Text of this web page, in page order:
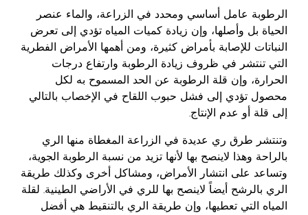
الرطوبة عامل أساسي ومحدد في الزراعة، والماء عنصر
الحياة بل وأصلها، وإن زيادة كميات المياه تؤدي إلى تعرض
النباتات للإصابة بأمراض كثيرة، ومن أهمها الأمراض الفطرية
التي تنتشر في ظروف زيادة الرطوبة وارتفاع درجات
الحرارة، وإن قلة الرطوبة عن الحد المسموح به لكل
محصول تؤدي إلى فشل حبوب اللقاح في الإخصاب بالتالي
إلى قلة أو عدم الإنتاج.
وتنتشر طرق ري عديدة في الزراعة المغطاة منها الري
بالراحة وهذا لاينصح بها لأنها تزيد من نسبة الرطوبة الجوية،
وتساعد على انتشار الأمراض، ومشاكل أخرى وكذلك طريقة
الري بالرشح أيضاً لاينصح بها للري في الأراضي الطينية. لقلة
المياه التي تعطيها، وإن طريقة الري بالتنقيط هي أفضل